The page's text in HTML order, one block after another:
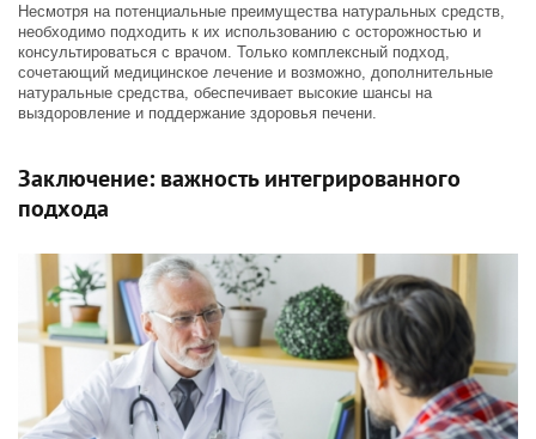
Несмотря на потенциальные преимущества натуральных средств,
необходимо подходить к их использованию с осторожностью и
консультироваться с врачом. Только комплексный подход,
сочетающий медицинское лечение и возможно, дополнительные
натуральные средства, обеспечивает высокие шансы на
выздоровление и поддержание здоровья печени.
Заключение: важность интегрированного
подхода